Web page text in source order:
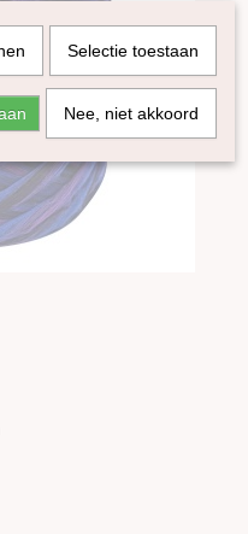
Selectie toestaan
Nee, niet akkoord